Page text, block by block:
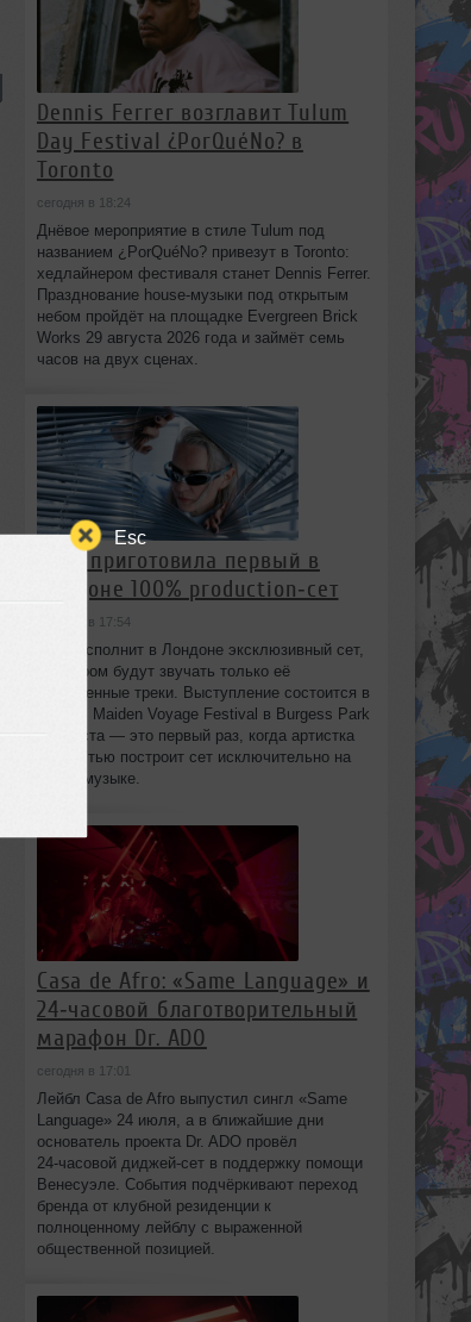
Esc
Dennis Ferrer возглавит Tulum
Day Festival ¿PorQuéNo? в
Toronto
сегодня в 18:24
Днёвое мероприятие в стиле Tulum под
названием ¿PorQuéNo? привезут в Toronto:
хедлайнером фестиваля станет Dennis Ferrer.
Празднование house-музыки под открытым
небом пройдёт на площадке Evergreen Brick
Works 29 августа 2026 года и займёт семь
часов на двух сценах.
HAAi приготовила первый в
Лондоне 100% production‑сет
сегодня в 17:54
HAAi исполнит в Лондоне эксклюзивный сет,
в котором будут звучать только её
собственные треки. Выступление состоится в
рамках Maiden Voyage Festival в Burgess Park
8 августа — это первый раз, когда артистка
полностью построит сет исключительно на
своей музыке.
Casa de Afro: «Same Language» и
24‑часовой благотворительный
марафон Dr. ADO
сегодня в 17:01
Лейбл Casa de Afro выпустил сингл «Same
Language» 24 июля, а в ближайшие дни
основатель проекта Dr. ADO провёл
24‑часовой диджей‑сет в поддержку помощи
Венесуэле. События подчёркивают переход
бренда от клубной резиденции к
полноценному лейблу с выраженной
общественной позицией.